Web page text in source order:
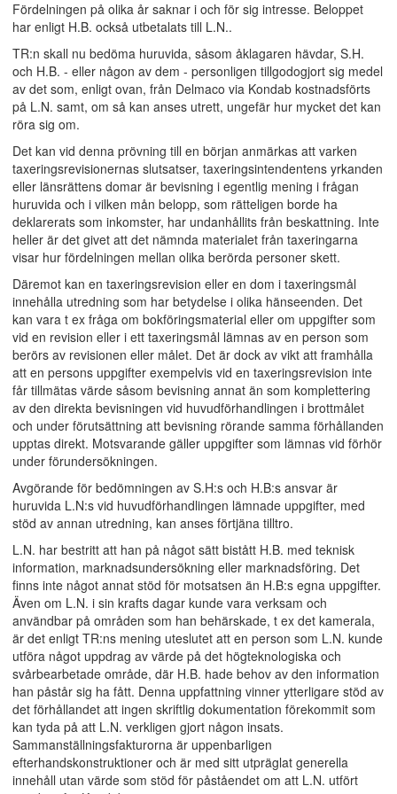
Fördelningen på olika år saknar i och för sig intresse. Beloppet
har enligt H.B. också utbetalats till L.N..
TR:n skall nu bedöma huruvida, såsom åklagaren hävdar, S.H.
och H.B. - eller någon av dem - personligen tillgodogjort sig medel
av det som, enligt ovan, från Delmaco via Kondab kostnadsförts
på L.N. samt, om så kan anses utrett, ungefär hur mycket det kan
röra sig om.
Det kan vid denna prövning till en början anmärkas att varken
taxeringsrevisionernas slutsatser, taxeringsintendentens yrkanden
eller länsrättens domar är bevisning i egentlig mening i frågan
huruvida och i vilken mån belopp, som rätteligen borde ha
deklarerats som inkomster, har undanhållits från beskattning. Inte
heller är det givet att det nämnda materialet från taxeringarna
visar hur fördelningen mellan olika berörda personer skett.
Däremot kan en taxeringsrevision eller en dom i taxeringsmål
innehålla utredning som har betydelse i olika hänseenden. Det
kan vara t ex fråga om bokföringsmaterial eller om uppgifter som
vid en revision eller i ett taxeringsmål lämnas av en person som
berörs av revisionen eller målet. Det är dock av vikt att framhålla
att en persons uppgifter exempelvis vid en taxeringsrevision inte
får tillmätas värde såsom bevisning annat än som komplettering
av den direkta bevisningen vid huvudförhandlingen i brottmålet
och under förutsättning att bevisning rörande samma förhållanden
upptas direkt. Motsvarande gäller uppgifter som lämnas vid förhör
under förundersökningen.
Avgörande för bedömningen av S.H:s och H.B:s ansvar är
huruvida L.N:s vid huvudförhandlingen lämnade uppgifter, med
stöd av annan utredning, kan anses förtjäna tilltro.
L.N. har bestritt att han på något sätt bistått H.B. med teknisk
information, marknadsundersökning eller marknadsföring. Det
finns inte något annat stöd för motsatsen än H.B:s egna uppgifter.
Även om L.N. i sin krafts dagar kunde vara verksam och
användbar på områden som han behärskade, t ex det kamerala,
är det enligt TR:ns mening uteslutet att en person som L.N. kunde
utföra något uppdrag av värde på det högteknologiska och
svårbearbetade område, där H.B. hade behov av den information
han påstår sig ha fått. Denna uppfattning vinner ytterligare stöd av
det förhållandet att ingen skriftlig dokumentation förekommit som
kan tyda på att L.N. verkligen gjort någon insats.
Sammanställningsfakturorna är uppenbarligen
efterhandskonstruktioner och är med sitt utpräglat generella
innehåll utan värde som stöd för påståendet om att L.N. utfört